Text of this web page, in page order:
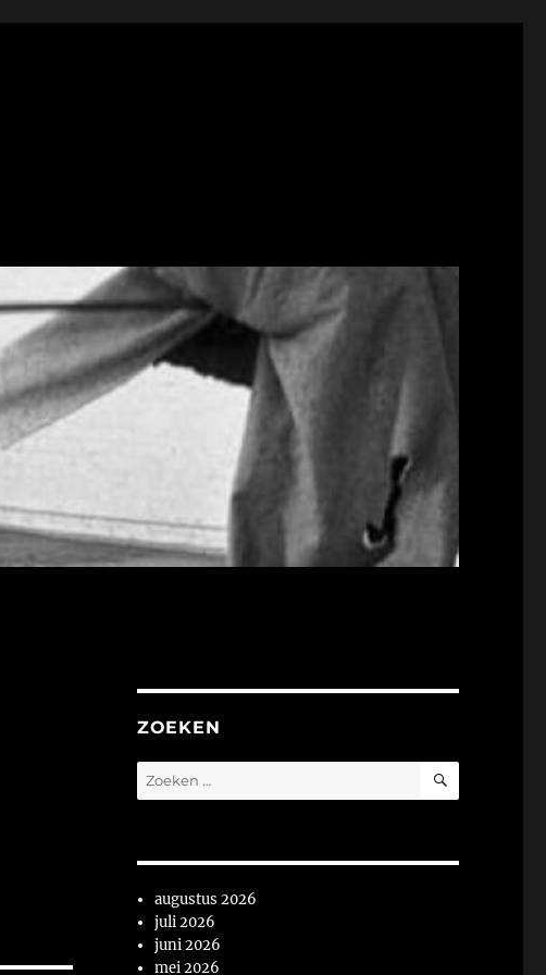
ZOEKEN
Zoeken
naar:
ZOEKEN
augustus 2026
juli 2026
juni 2026
mei 2026